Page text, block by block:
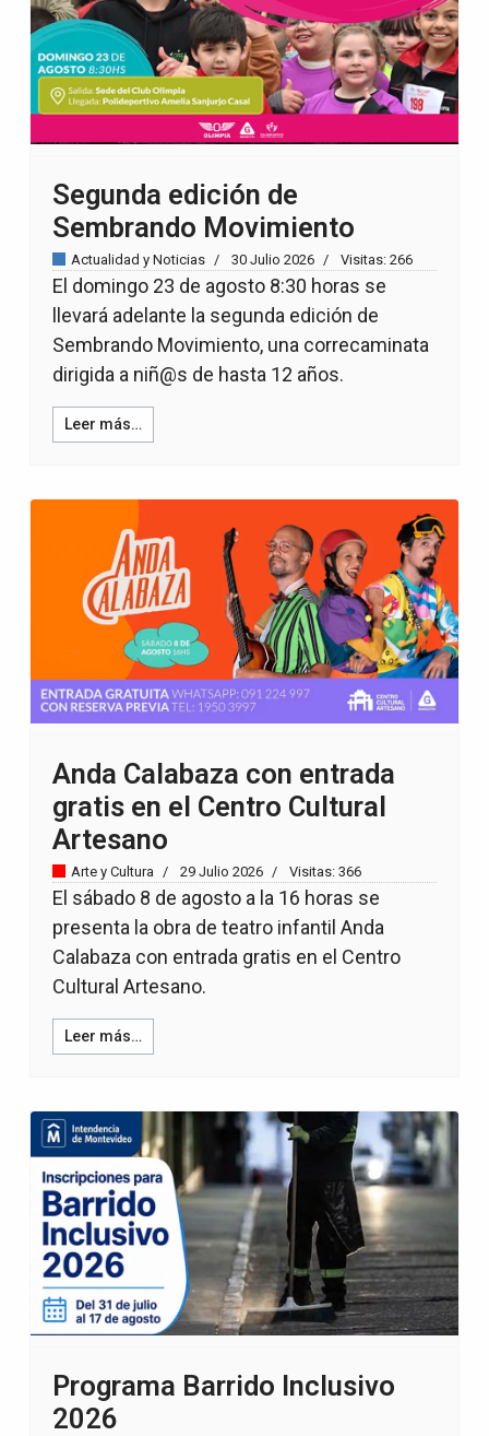
Segunda edición de
Sembrando Movimiento
Actualidad y Noticias 30 Julio 2026 Visitas: 266
El domingo 23 de agosto 8:30 horas se
llevará adelante la segunda edición de
Sembrando Movimiento, una correcaminata
dirigida a niñ@s de hasta 12 años.
Leer más…
Anda Calabaza con entrada
gratis en el Centro Cultural
Artesano
Arte y Cultura 29 Julio 2026 Visitas: 366
El sábado 8 de agosto a la 16 horas se
presenta la obra de teatro infantil Anda
Calabaza con entrada gratis en el Centro
Cultural Artesano.
Leer más…
Programa Barrido Inclusivo
2026